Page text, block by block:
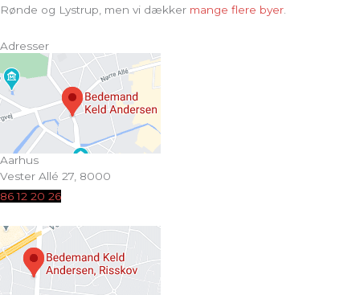
Rønde og Lystrup, men vi dækker mange flere byer.
Adresser
Aarhus
Vester Allé 27, 8000
86 12 20 26